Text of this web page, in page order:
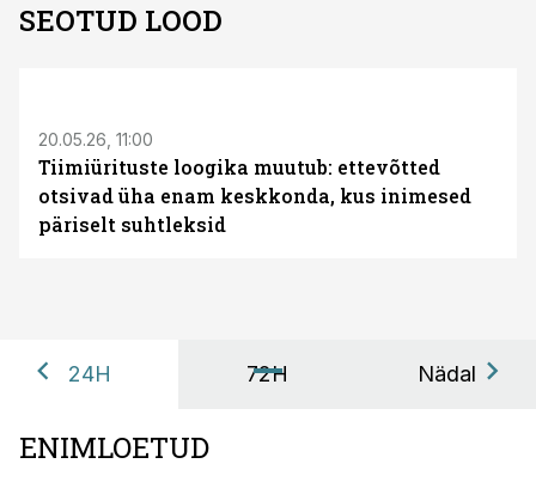
SEOTUD LOOD
20.05.26, 11:00
Tiimiürituste loogika muutub: ettevõtted
otsivad üha enam keskkonda, kus inimesed
päriselt suhtleksid
24H 72H Nädal
ENIMLOETUD